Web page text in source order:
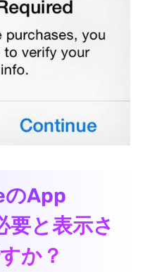
のApp
と表示さ
か？